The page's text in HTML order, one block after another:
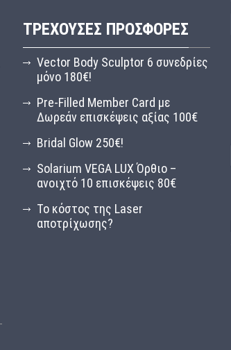
ΤΡΈΧΟΥΣΕΣ ΠΡΟΣΦΟΡΈΣ
Vector Body Sculptor 6 συνεδρίες
μόνο 180€!
Pre-Filled Member Card με
Δωρεάν επισκέψεις αξίας 100€
Bridal Glow 250€!
Solarium VEGA LUX Όρθιο –
ανοιχτό 10 επισκέψεις 80€
Το κόστος της Laser
αποτρίχωσης?